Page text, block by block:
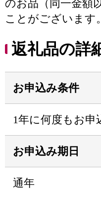
のお品（同一金額
ことがございます。
返礼品の詳
お申込み条件
1年に何度もお申
お申込み期日
通年